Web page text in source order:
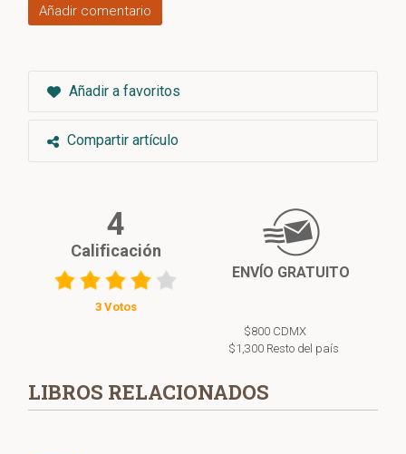
Añadir comentario
Añadir a favoritos
Compartir artículo
4
Calificación
3 Votos
ENVÍO GRATUITO
$800 CDMX
$1,300 Resto del país
LIBROS RELACIONADOS